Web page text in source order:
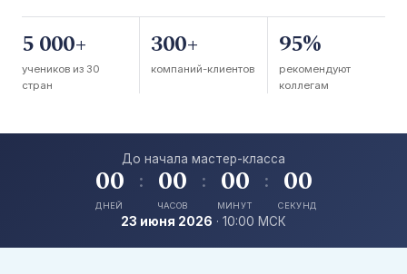
5 000+
учеников из 30
стран
300+
компаний-клиентов
95%
рекомендуют
коллегам
До начала мастер-класса
00
ДНЕЙ
: 00
ЧАСОВ
: 00
МИНУТ
: 00
СЕКУНД
23 июня 2026 · 10:00 МСК